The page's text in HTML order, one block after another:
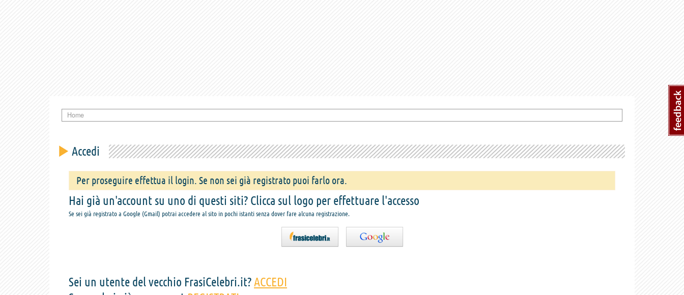
Home
Accedi
Per proseguire effettua il login. Se non sei già registrato puoi farlo ora.
Hai già un'account su uno di questi siti? Clicca sul logo per effettuare l'accesso
Se sei già registrato a Google (Gmail) potrai accedere al sito in pochi istanti senza dover fare alcuna registrazione.
Sei un utente del vecchio FrasiCelebri.it?ACCEDI